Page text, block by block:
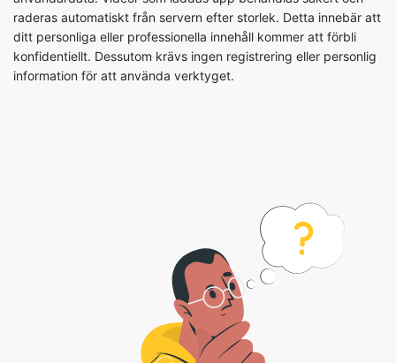
ditt personliga eller professionella innehåll kommer att förbli
konfidentiellt. Dessutom krävs ingen registrering eller personlig
information för att använda verktyget.